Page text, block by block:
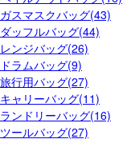
ガスマスクバッグ(43)
ダッフルバッグ(44)
レンジバッグ(26)
ドラムバッグ(9)
旅行用バッグ(27)
キャリーバッグ(11)
ランドリーバッグ(16)
ツールバッグ(27)